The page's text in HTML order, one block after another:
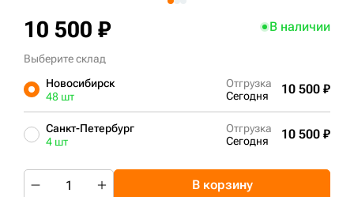
10 500 ₽ В наличии
Выберите склад
Новосибирск
48 шт
Отгрузка
Сегодня
10 500 ₽
Санкт-Петербург
4 шт
Отгрузка
Сегодня
10 500 ₽
В корзину